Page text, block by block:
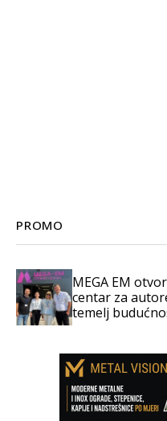
PROMO
MEGA EM
centar za
temelj